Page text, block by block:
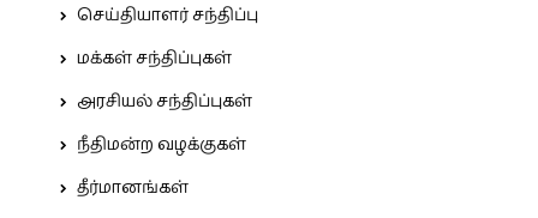
செய்தியாளர் சந்திப்பு
மக்கள் சந்திப்புகள்
அரசியல் சந்திப்புகள்
நீதிமன்ற வழக்குகள்
தீர்மானங்கள்